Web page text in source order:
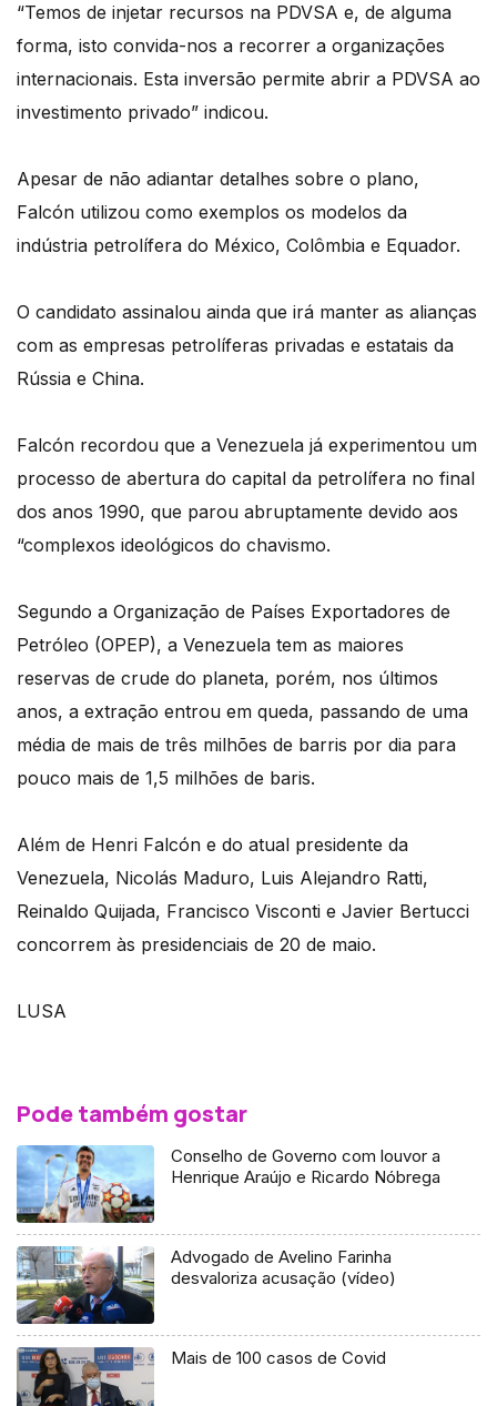
“Temos de injetar recursos na PDVSA e, de alguma
forma, isto convida-nos a recorrer a organizações
internacionais. Esta inversão permite abrir a PDVSA ao
investimento privado” indicou.
Apesar de não adiantar detalhes sobre o plano,
Falcón utilizou como exemplos os modelos da
indústria petrolífera do México, Colômbia e Equador.
O candidato assinalou ainda que irá manter as alianças
com as empresas petrolíferas privadas e estatais da
Rússia e China.
Falcón recordou que a Venezuela já experimentou um
processo de abertura do capital da petrolífera no final
dos anos 1990, que parou abruptamente devido aos
“complexos ideológicos do chavismo.
Segundo a Organização de Países Exportadores de
Petróleo (OPEP), a Venezuela tem as maiores
reservas de crude do planeta, porém, nos últimos
anos, a extração entrou em queda, passando de uma
média de mais de três milhões de barris por dia para
pouco mais de 1,5 milhões de baris.
Além de Henri Falcón e do atual presidente da
Venezuela, Nicolás Maduro, Luis Alejandro Ratti,
Reinaldo Quijada, Francisco Visconti e Javier Bertucci
concorrem às presidenciais de 20 de maio.
LUSA
Pode também gostar
Conselho de Governo com louvor a
Henrique Araújo e Ricardo Nóbrega
Advogado de Avelino Farinha
desvaloriza acusação (vídeo)
Mais de 100 casos de Covid